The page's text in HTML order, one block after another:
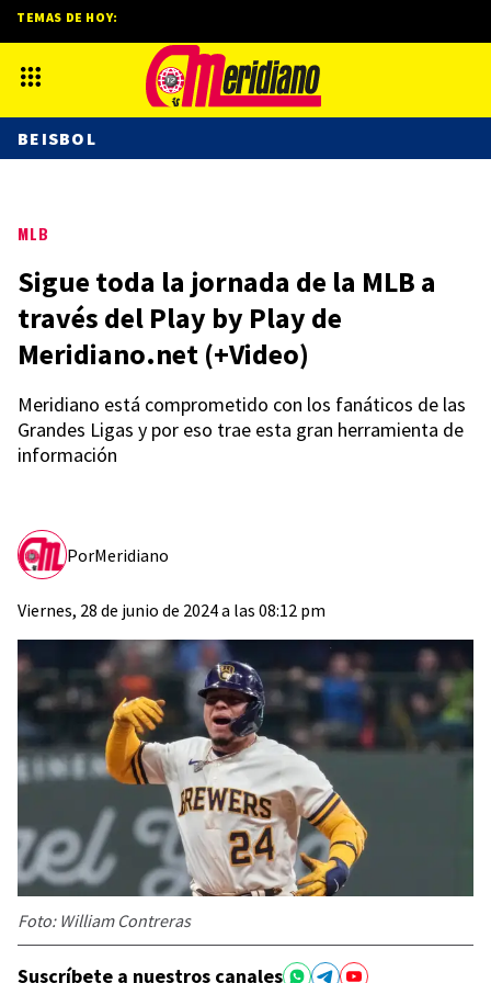
MLB
Sigue toda la jornada de la MLB a
través del Play by Play de
Meridiano.net (+Video)
Meridiano está comprometido con los fanáticos de las
Grandes Ligas y por eso trae esta gran herramienta de
información
PorMeridiano
Viernes, 28 de junio de 2024 a las 08:12 pm
Foto: William Contreras
Suscríbete a nuestros canales
TEMAS DE HOY:
BEISBOL